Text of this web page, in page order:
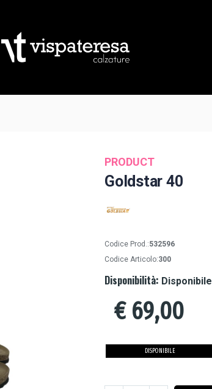
PRODUCT
Goldstar 40
Codice Prod.:532596
Codice Articolo:300
Disponibilità: Disponibile
€ 69,00
DISPONIBILE